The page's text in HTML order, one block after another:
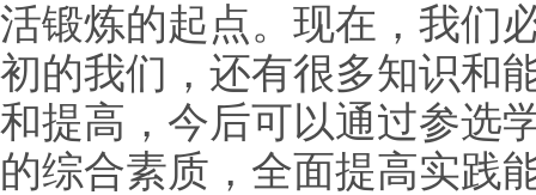
活锻炼的起点。现在，我们
初的我们，还有很多知识和
和提高，今后可以通过参选
的综合素质，全面提高实践